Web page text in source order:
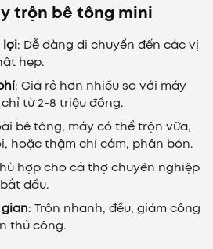
trộn bê tông mini
lợi: Dễ dàng di chuyển đến các vị
hẹp.
: Giá rẻ hơn nhiều so với máy
từ 2-8 triệu đồng.
bê tông, máy có thể trộn vữa,
hoặc thậm chí cám, phân bón.
hợp cho cả thợ chuyên nghiệp
đầu.
: Trộn nhanh, đều, giảm công
thủ công.